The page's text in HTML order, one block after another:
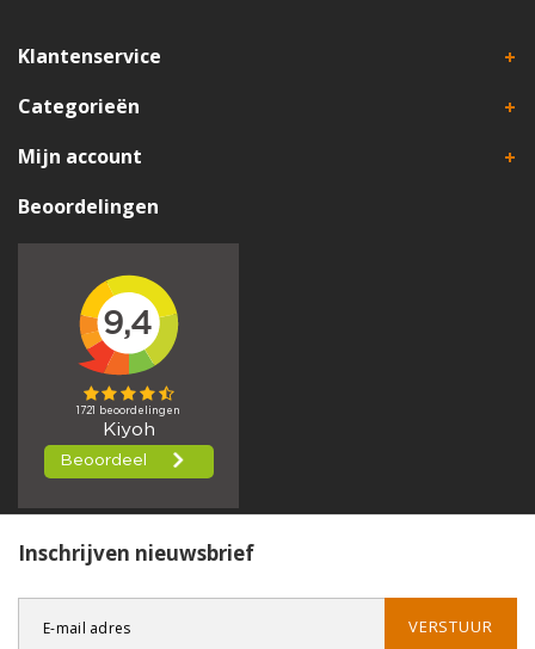
Klantenservice
Categorieën
Mijn account
Beoordelingen
Inschrijven nieuwsbrief
VERSTUUR